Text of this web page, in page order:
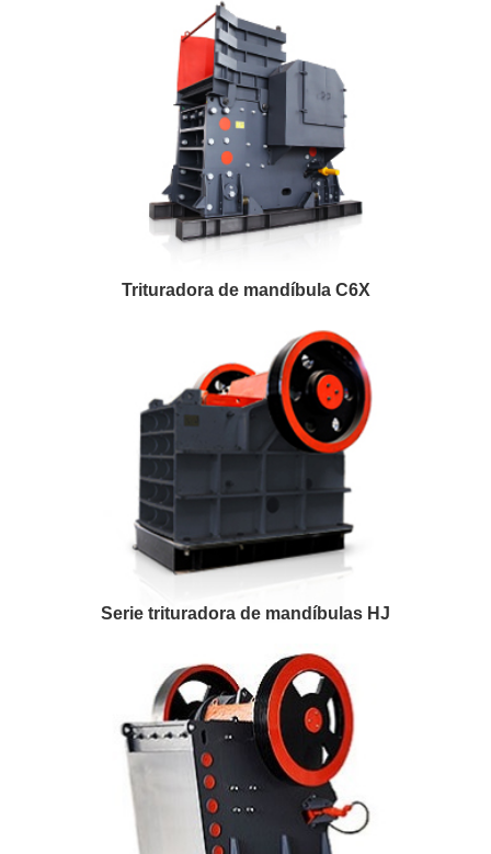
Trituradora de mandíbula C6X
Serie trituradora de mandíbulas HJ